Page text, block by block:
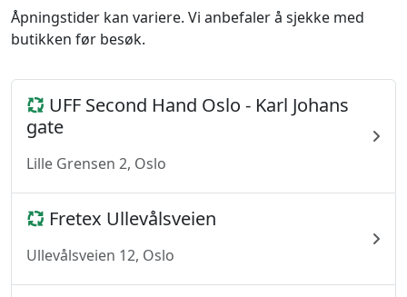
Åpningstider kan variere. Vi anbefaler å sjekke med
butikken før besøk.
UFF Second Hand Oslo - Karl Johans
gate
Lille Grensen 2, Oslo
Fretex Ullevålsveien
Ullevålsveien 12, Oslo